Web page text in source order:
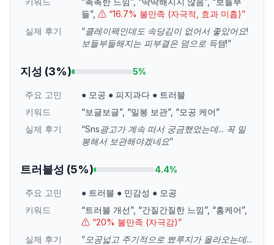
들”, ⚠ “16.7% 불만족 (자극적, 효과 미흡)”
실제 후기
“클레이팩인데도 속당김이 없어서 좋았어요!
보들부들해지는 피부결은 덤으로 득템!”
지성 (3%) 5%
주요 고민 ● 모공 ● 피지과다 ● 트러블
키워드
“보글보글”, “밀봉 보관”, “모공 케어”
실제 후기
“Sns광고가 계속 떠서 궁금했었는데... 꼭 밀
봉해서 보관해야겠네요”
트러블성 (5%) 4.4%
주요 고민 ● 트러블 ● 민감성 ● 모공
키워드
“트러블 개선”, “간질간질한 느낌”, “홈케어”,
⚠ “20% 불만족 (자극감)”
실제 후기
“모공넓고 주기적으로 뾰루지가 올라오는데...